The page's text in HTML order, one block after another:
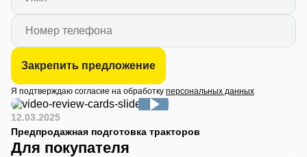
Закрепить предложение
Я подтверждаю согласие на обработку персональных данных
12.03.2025
Предпродажная подготовка тракторов
Для покупателя